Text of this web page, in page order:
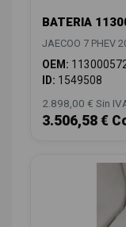
BATERIA
JAECOO 7 PHEV
OEM:
ID: 1549508
2.898,00 € Sin
3.506,58 €